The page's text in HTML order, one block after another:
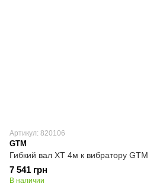
Артикул: 820106
GTM
Гибкий вал XT 4м к вибратору GTM
7 541 грн
В наличии